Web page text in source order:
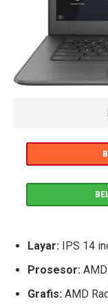
Layar: IPS 14
Prosesor:
Grafis: AMD